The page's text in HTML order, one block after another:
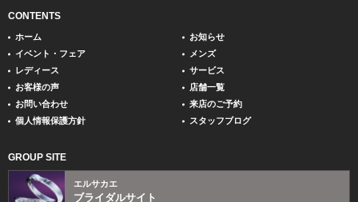
CONTENTS
ホーム
お知らせ
イベント・フェア
メンズ
レディース
サービス
お客様の声
店舗一覧
お問い合わせ
来店のご予約
個人情報保護方針
スタッフブログ
GROUP SITE
エルサカエ
ブライダルサイト